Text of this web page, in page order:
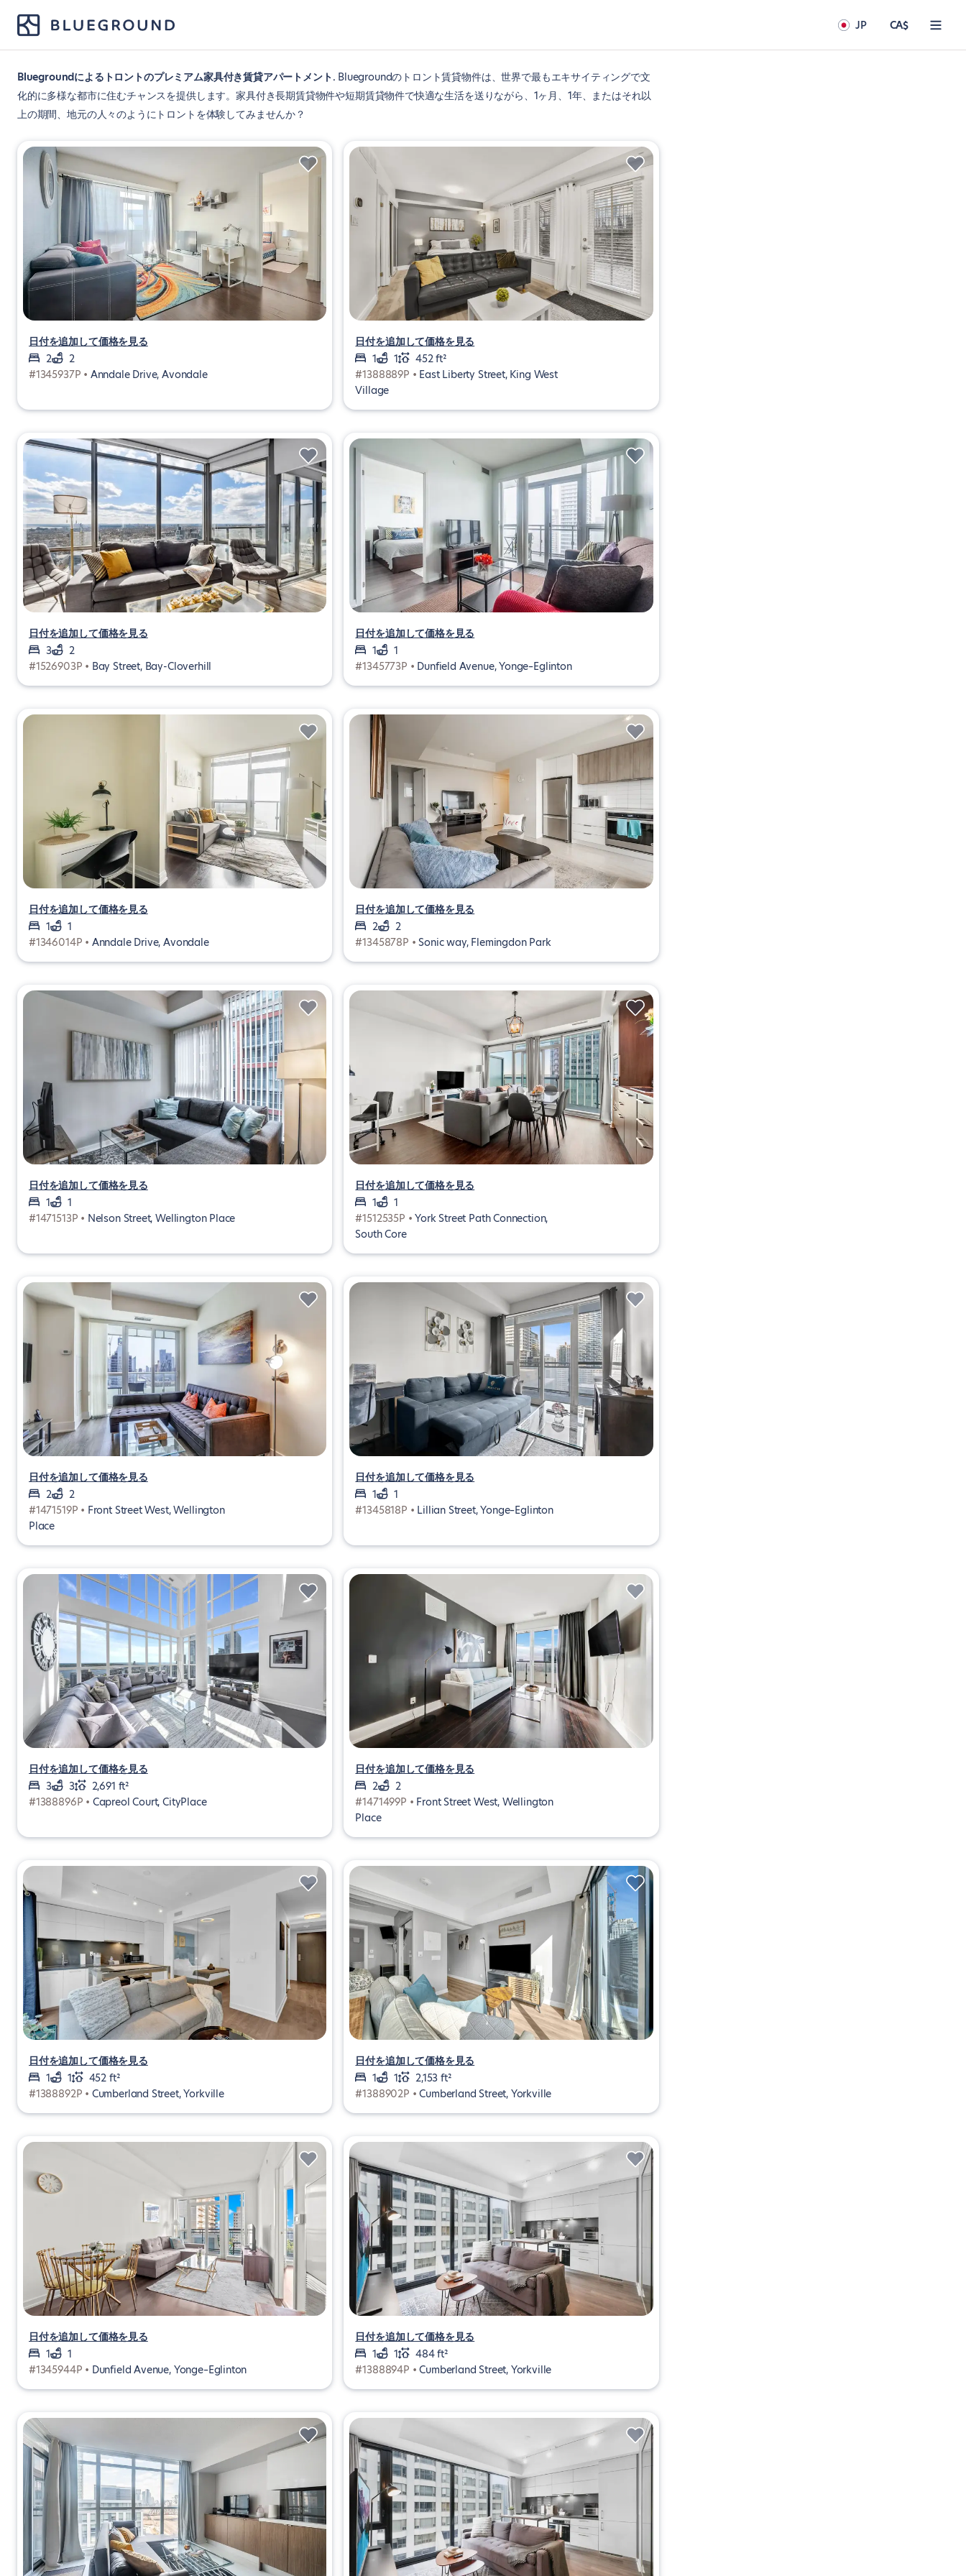
JP CA$
Bluegroundによるトロントのプレミアム家具付き賃貸アパートメント Bluegroundのトロント賃貸物件は、世界で最もエキサイティングで文
化的に多様な都市に住むチャンスを提供します。家具付き長期賃貸物件や短期賃貸物件で快適な生活を送りながら、1ヶ月、1年、またはそれ以
上の期間、地元の人々のようにトロントを体験してみませんか？
日付を追加して価格を見る
2
2
#1345937P • Anndale Drive, Avondale
日付を追加して価格を見る
1
1
452 ft²
#1388889P • East Liberty Street, King West
Village
日付を追加して価格を見る
3
2
#1526903P • Bay Street, Bay-Cloverhill
日付を追加して価格を見る
1
1
#1345773P • Dunfield Avenue, Yonge–Eglinton
日付を追加して価格を見る
1
1
#1346014P • Anndale Drive, Avondale
日付を追加して価格を見る
2
2
#1345878P •Sonic way, Flemingdon Park
日付を追加して価格を見る
1
1
#1471513P • Nelson Street, Wellington Place
日付を追加して価格を見る
1
1
#1512535P •York Street Path Connection,
South Core
日付を追加して価格を見る
2
2
#1471519P • Front Street West, Wellington
Place
日付を追加して価格を見る
1
1
#1345818P • Lillian Street, Yonge–Eglinton
日付を追加して価格を見る
3
3
2,691 ft²
#1388896P • Capreol Court, CityPlace
日付を追加して価格を見る
2
2
#1471499P • Front Street West, Wellington
Place
日付を追加して価格を見る
1
1
452 ft²
#1388892P • Cumberland Street, Yorkville
日付を追加して価格を見る
1
1
2,153 ft²
#1388902P •Cumberland Street, Yorkville
日付を追加して価格を見る
1
1
#1345944P • Dunfield Avenue, Yonge–Eglinton
日付を追加して価格を見る
1
1
484 ft²
#1388894P •Cumberland Street, Yorkville